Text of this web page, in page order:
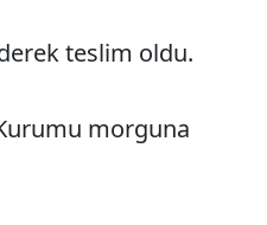
teslim oldu.
morguna